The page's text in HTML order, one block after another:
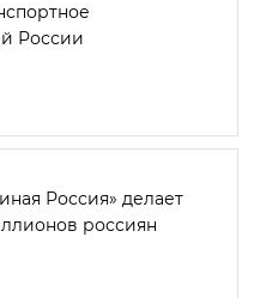
России
Россия» делает
россиян